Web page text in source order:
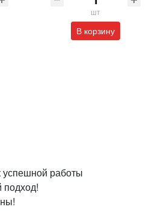
шт
В корзину
успешной работы